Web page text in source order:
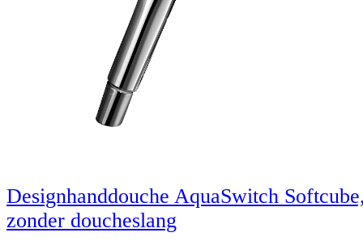
Designhanddouche AquaSwitch
zonder doucheslang